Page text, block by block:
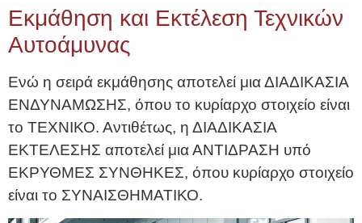
Εκμάθηση και Εκτέλεση Τεχνικών
Αυτοάμυνας
Ενώ η σειρά εκμάθησης αποτελεί μια ΔΙΑΔΙΚΑΣΙΑ
ΕΝΔΥΝΑΜΩΣΗΣ, όπου το κυρίαρχο στοιχείο είναι
το ΤΕΧΝΙΚΟ. Αντιθέτως, η ΔΙΑΔΙΚΑΣΙΑ
ΕΚΤΕΛΕΣΗΣ αποτελεί μια ΑΝΤΙΔΡΑΣΗ υπό
ΕΚΡΥΘΜΕΣ ΣΥΝΘΗΚΕΣ, όπου κυρίαρχο στοιχείο
είναι το ΣΥΝΑΙΣΘΗΜΑΤΙΚΟ.